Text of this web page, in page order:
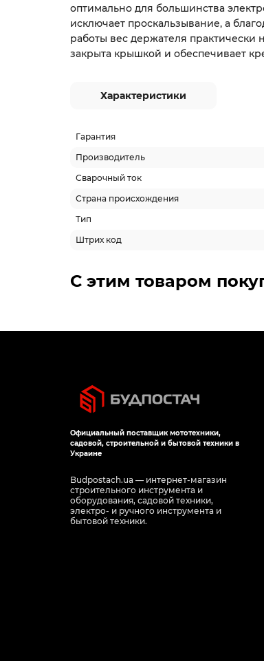
оптимально для большинства
исключает проскальзывание, а
работы вес держателя
закрыта крышкой и обеспечивает
Характеристики
Гарантия
Производитель
Сварочный ток
Страна происхождения
Тип
Штрих код
С этим товаром
Официальный поставщик мототехники,
садовой, строительной и бытовой техники в
Украине
Budpostach.ua — интернет-магазин
строительного инструмента и
оборудования, садовой техники,
электро- и ручного инструмента и
бытовой техники.